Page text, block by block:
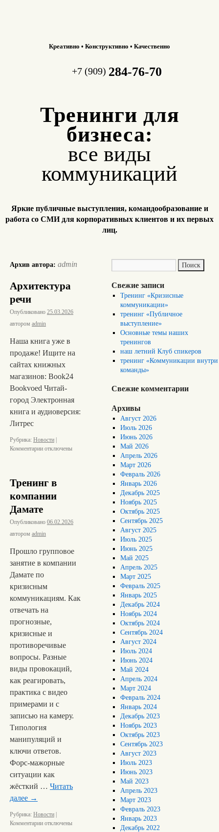
Креативно • Конструктивно • Качественно
+7 (909) 284-76-70
Тренинги для
бизнеса:
все виды
коммуникаций
Яркие публичные выступления, командообразование и
работа со СМИ для корпоративных клиентов и их первых
лиц.
Архив автора: admin
Архитектура
речи
Опубликовано 25.03.2026
автором admin
Наша книга уже в
продаже! Ищите на
сайтах книжных
магазинов: Book24
Bookvoed Читай-
город Электронная
книга и аудиоверсия:
Литрес
Рубрика: Новости
Комментарии отключены
Тренинг в
компании
Дамате
Опубликовано 06.02.2026
автором admin
Прошло групповое
занятие в компании
Дамате по
кризисным
коммуникациям. Как
отвечать на
прогнозные,
кризисные и
противоречивые
вопросы. Разные
виды провокаций,
как реагировать,
практика с видео
примерами и с
записью на камеру.
Типология
манипуляций и
ключи ответов.
Форс-мажорные
ситуации как
жёсткий … Читать
далее →
Рубрика: Новости
Комментарии отключены
Свежие записи
Тренинг «Кризисные
коммуникации»
тренинг «Публичное
выступление»
Основные темы наших
тренингов
наш летний Клуб спикеров
тренинг «Коммуникации внутри
команды»
Свежие комментарии
Архивы
Август 2026
Июль 2026
Июнь 2026
Май 2026
Апрель 2026
Март 2026
Февраль 2026
Январь 2026
Декабрь 2025
Ноябрь 2025
Октябрь 2025
Сентябрь 2025
Август 2025
Июль 2025
Июнь 2025
Май 2025
Апрель 2025
Март 2025
Февраль 2025
Январь 2025
Декабрь 2024
Ноябрь 2024
Октябрь 2024
Сентябрь 2024
Август 2024
Июль 2024
Июнь 2024
Май 2024
Апрель 2024
Март 2024
Февраль 2024
Январь 2024
Декабрь 2023
Ноябрь 2023
Октябрь 2023
Сентябрь 2023
Август 2023
Июль 2023
Июнь 2023
Май 2023
Апрель 2023
Март 2023
Февраль 2023
Январь 2023
Декабрь 2022